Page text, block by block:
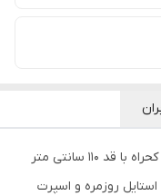
بگ ذغالی سیر پارچه دنیم کحراه با قد ۱۱۰ سانتی متر
استایل روزمره و اسپرت